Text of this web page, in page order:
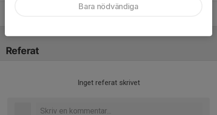
Referat
Inget referat skrivet
Bara nödvändiga